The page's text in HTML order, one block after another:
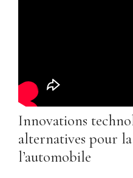
Innovations
alternatives pour
l’automobile